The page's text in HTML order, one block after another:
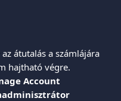
átutalás a számlájára
hajtható végre.
Account